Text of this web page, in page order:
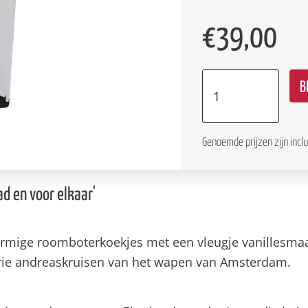
€39,00
Genoemde prijzen zijn
en voor elkaar'
roomboterkoekjes met een vleugje
andreaskruisen van het wapen van Amsterdam.